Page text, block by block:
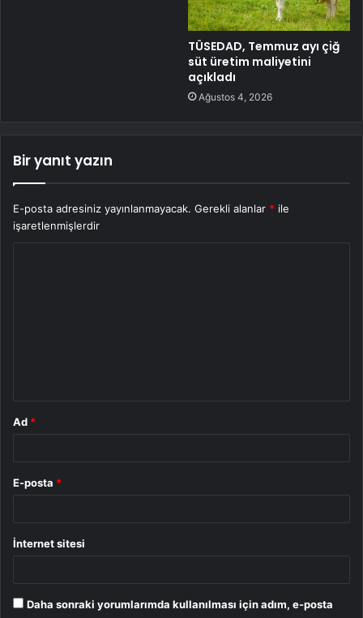
TÜSEDAD, Temmuz ayı çiğ
süt üretim maliyetini
açıkladı
Ağustos 4, 2026
Bir yanıt yazın
E-posta adresiniz yayınlanmayacak. Gerekli alanlar * ile
işaretlenmişlerdir
Ad *
E-posta *
İnternet sitesi
Daha sonraki yorumlarımda kullanılması için adım, e-posta